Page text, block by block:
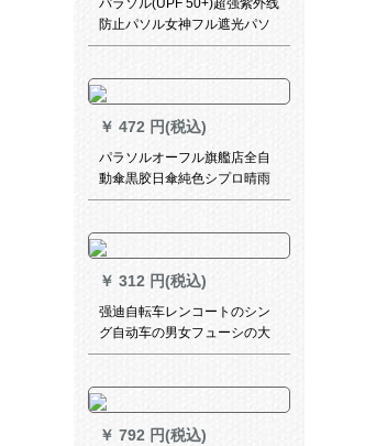
パラソル(UPF 50+)超强紫外线
防止パソル女神フル遮光パソ
ラス小黒伞しんちゃん三折晴
￥ 472 円(税込)
パラソルオーフル旗艦店全自
動傘黒胶日傘純色シプロ晴雨
兼用傘
￥ 312 円(税込)
强迪自転车レンコートのシン
グ自动车の男女フューシの大
きな帽子のつばは反射板が长
イタスを共有します。
￥ 792 円(税込)